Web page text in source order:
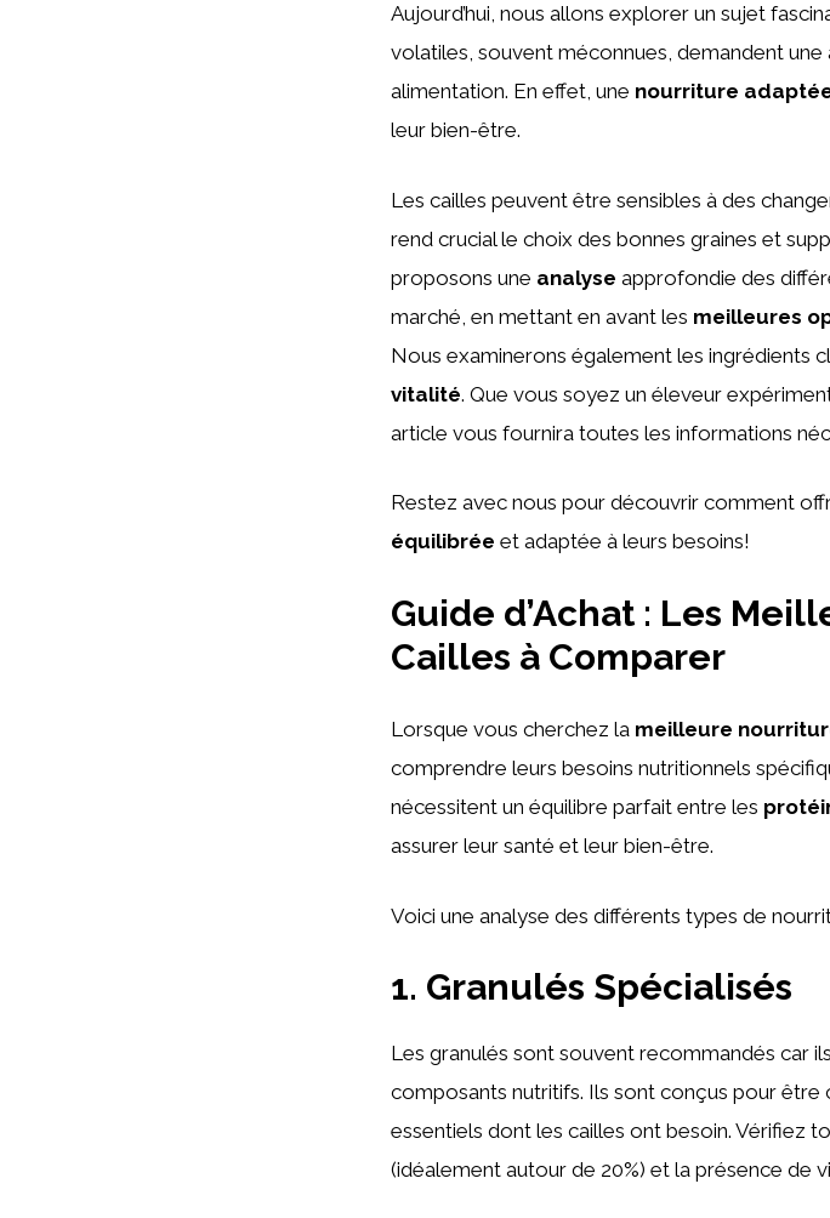
Aujourd’hui, nous allons explorer un sujet
volatiles, souvent méconnues, demandent
alimentation. En effet, une nourriture
leur bien-être.
Les cailles peuvent être sensibles à des
rend crucial le choix des bonnes graines et
proposons une analyse approfondie des
marché, en mettant en avant les meilleures
Nous examinerons également les ingrédients
vitalité. Que vous soyez un éleveur
article vous fournira toutes les informations
Restez avec nous pour découvrir comment
équilibrée et adaptée à leurs besoins!
Guide d’Achat : Les
Cailles à Comparer
Lorsque vous cherchez la meilleure
comprendre leurs besoins nutritionnels
nécessitent un équilibre parfait entre les
assurer leur santé et leur bien-être.
Voici une analyse des différents types de
1. Granulés Spécialisés
Les granulés sont souvent recommandés car
composants nutritifs. Ils sont conçus pour
essentiels dont les cailles ont besoin. Vérifiez
(idéalement autour de 20%) et la présence de